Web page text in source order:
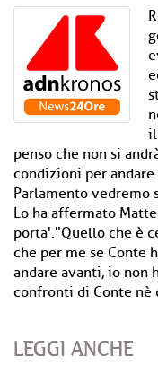
il
penso che non si
condizioni per
Parlamento vedremo
Lo ha affermato
porta'."Quello che è
che per me se Conte
andare avanti, io non
confronti di Conte nè
LEGGI ANCHE